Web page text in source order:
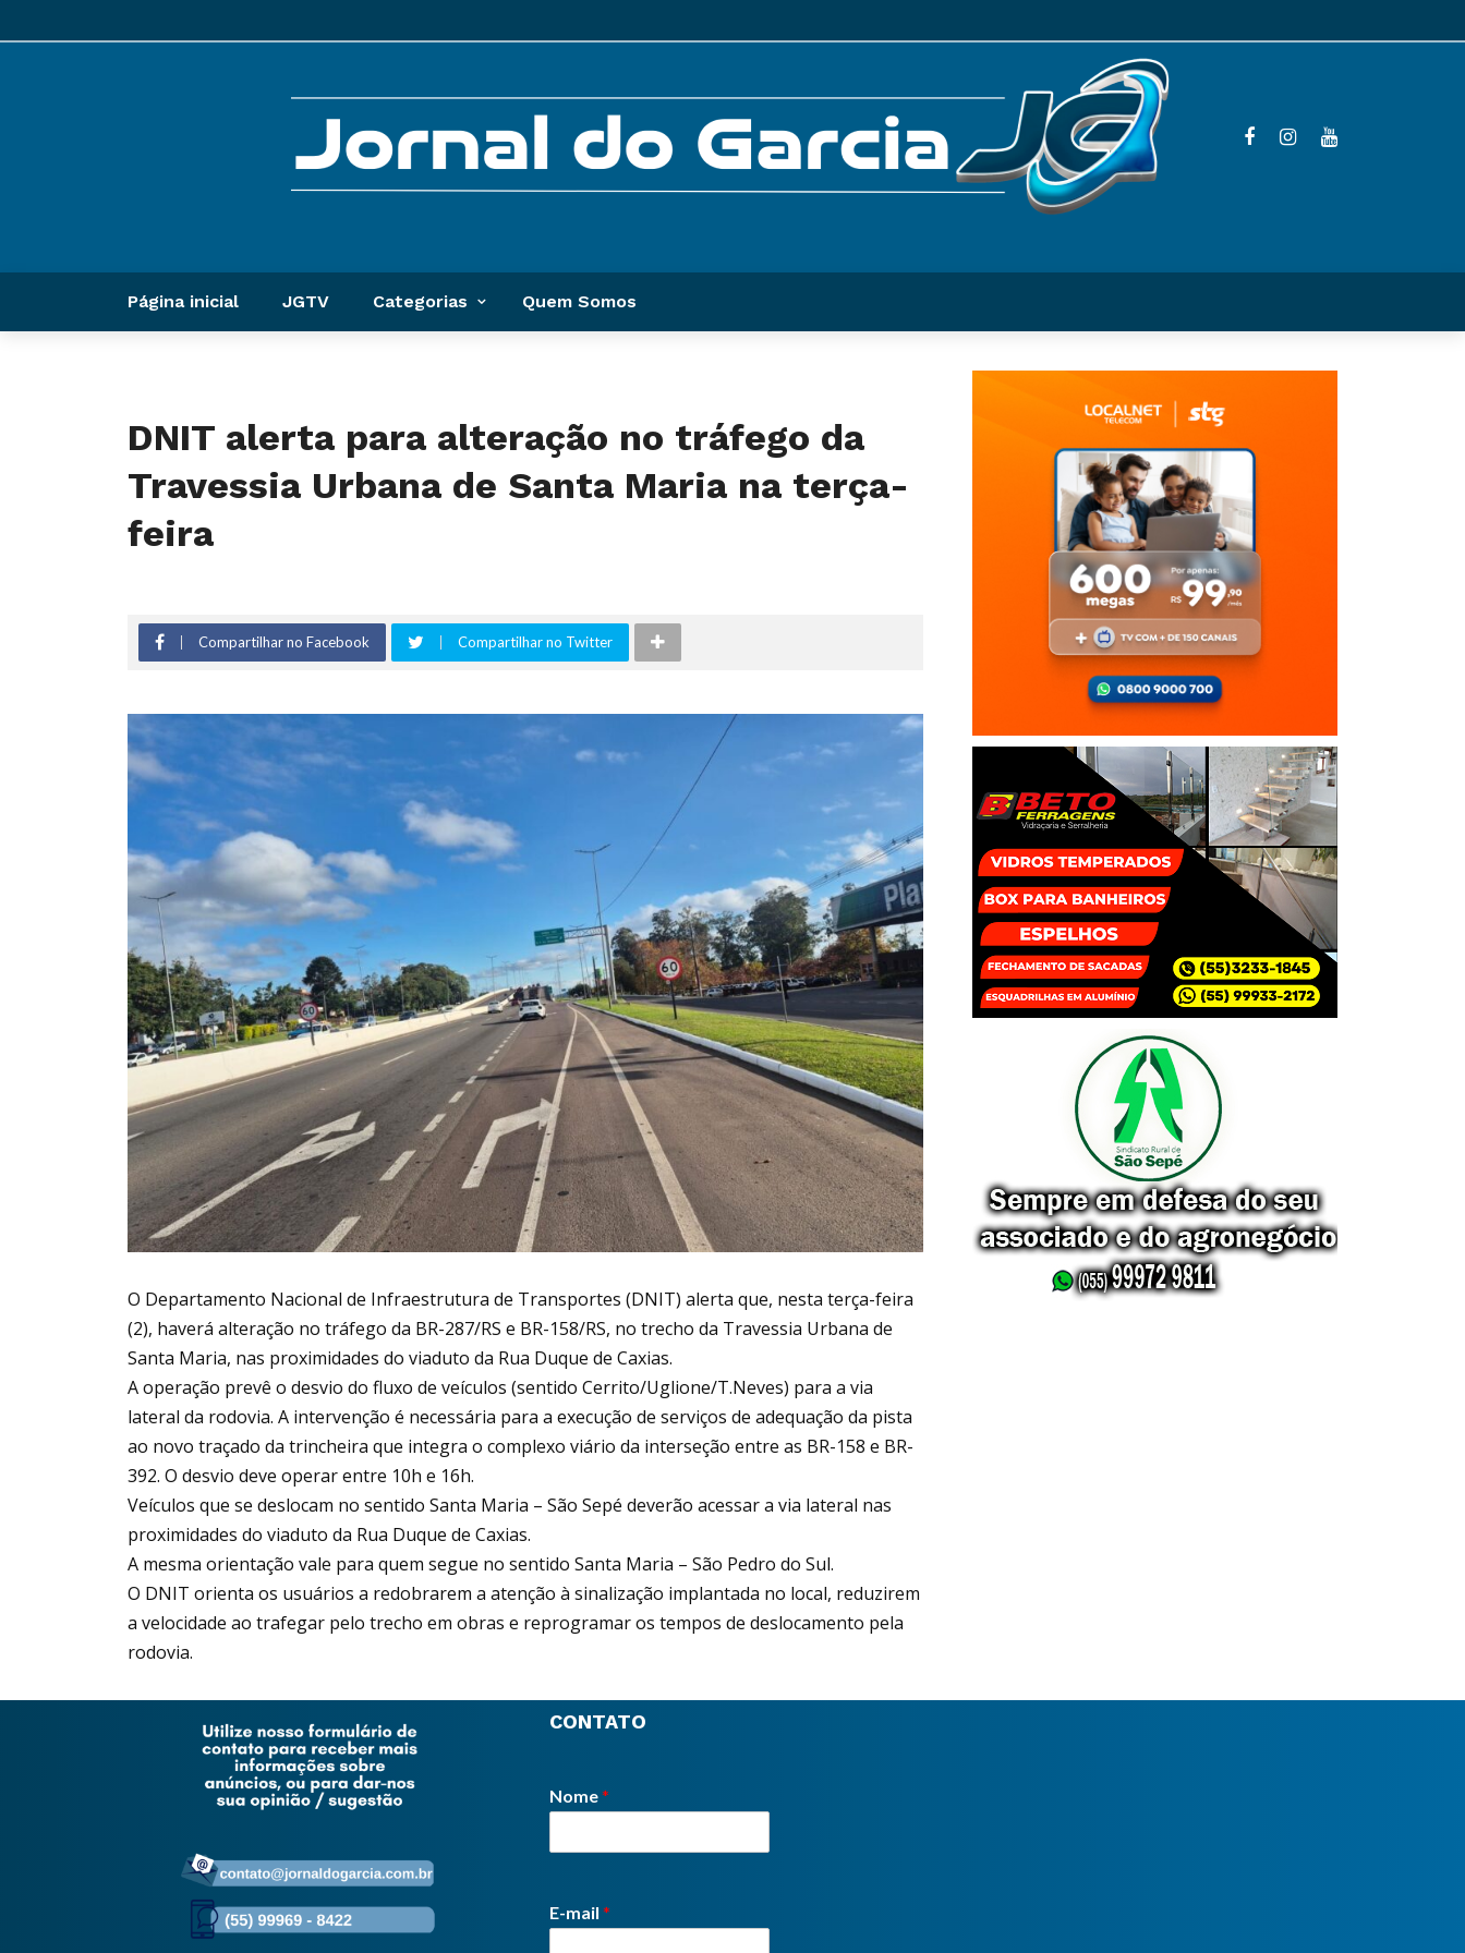
Página inicial JGTV Categorias Quem Somos
DNIT alerta para alteração no tráfego da
Travessia Urbana de Santa Maria na terça-
feira
Compartilhar no Facebook Compartilhar no Twitter
O Departamento Nacional de Infraestrutura de Transportes (DNIT) alerta que, nesta terça-feira
(2), haverá alteração no tráfego da BR-287/RS e BR-158/RS, no trecho da Travessia Urbana de
Santa Maria, nas proximidades do viaduto da Rua Duque de Caxias.
A operação prevê o desvio do fluxo de veículos (sentido Cerrito/Uglione/T.Neves) para a via
lateral da rodovia. A intervenção é necessária para a execução de serviços de adequação da pista
ao novo traçado da trincheira que integra o complexo viário da interseção entre as BR-158 e BR-
392. O desvio deve operar entre 10h e 16h.
Veículos que se deslocam no sentido Santa Maria – São Sepé deverão acessar a via lateral nas
proximidades do viaduto da Rua Duque de Caxias.
A mesma orientação vale para quem segue no sentido Santa Maria – São Pedro do Sul.
O DNIT orienta os usuários a redobrarem a atenção à sinalização implantada no local, reduzirem
a velocidade ao trafegar pelo trecho em obras e reprogramar os tempos de deslocamento pela
rodovia.
CONTATO
Nome*
E-mail *